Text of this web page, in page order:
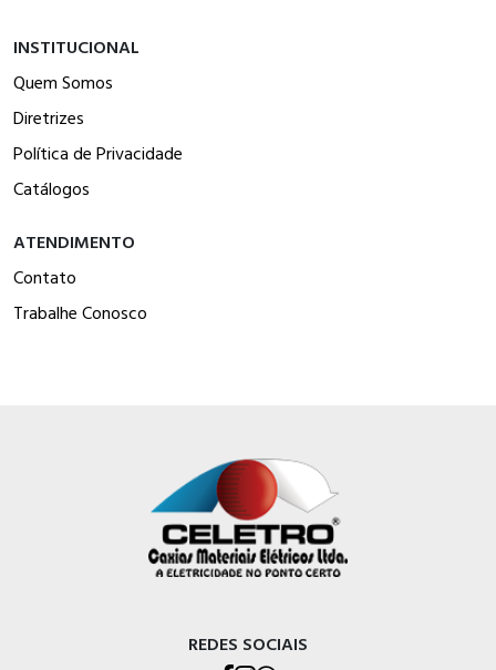
INSTITUCIONAL
Quem Somos
Diretrizes
Política de Privacidade
Catálogos
ATENDIMENTO
Contato
Trabalhe Conosco
REDES SOCIAIS